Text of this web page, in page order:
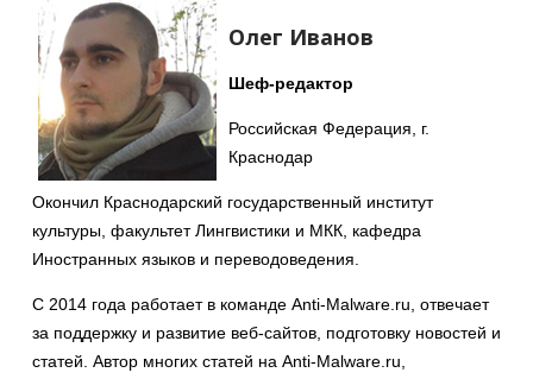
Олег Иванов
Шеф-редактор
Российская Федерация, г.
Краснодар
Окончил Краснодарский государственный институт
культуры, факультет Лингвистики и МКК, кафедра
Иностранных языков и переводоведения.
С 2014 года работает в команде Anti-Malware.ru, отвечает
за поддержку и развитие веб-сайтов, подготовку новостей и
статей. Автор многих статей на Anti-Malware.ru,